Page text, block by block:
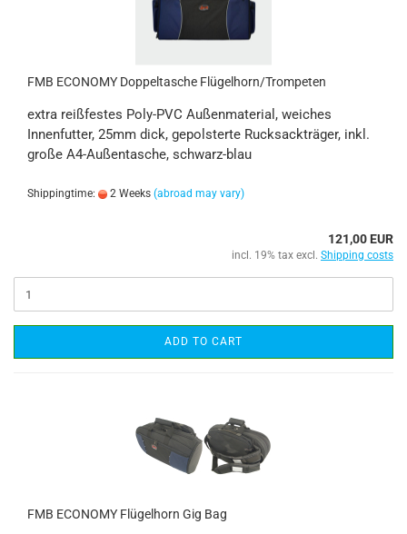
FMB ECONOMY Doppeltasche Flügelhorn/Trompeten
extra reißfestes Poly-PVC Außenmaterial, weiches
Innenfutter, 25mm dick, gepolsterte Rucksackträger, inkl.
große A4-Außentasche, schwarz-blau
Shippingtime: 2 Weeks (abroad may vary)
121,00 EUR
incl. 19% tax excl. Shipping costs
ADD TO CART
FMB ECONOMY Flügelhorn Gig Bag